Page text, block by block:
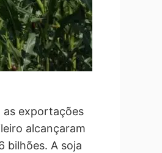
as exportações
alcançaram
bilhões. A soja